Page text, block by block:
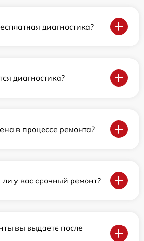
диагностика?
диагностика?
в процессе ремонта?
у вас срочный ремонт?
вы выдаете после